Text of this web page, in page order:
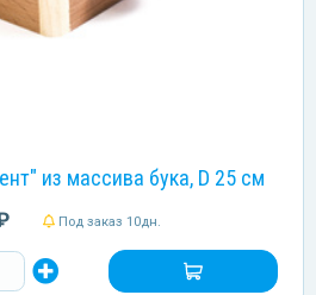
из массива бука, D 25 см
Под заказ 10дн.